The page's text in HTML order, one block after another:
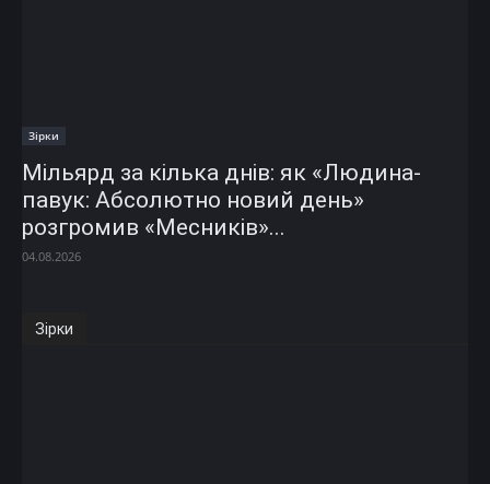
Зірки
Мільярд за кілька днів: як «Людина-
павук: Абсолютно новий день»
розгромив «Месників»...
04.08.2026
Зірки